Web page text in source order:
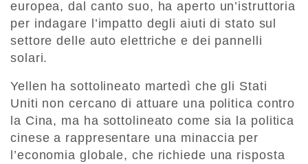
europea, dal canto suo, ha aperto un’istruttoria
per indagare l’impatto degli aiuti di stato sul
settore delle auto elettriche e dei pannelli
solari.
Yellen ha sottolineato martedì che gli Stati
Uniti non cercano di attuare una politica contro
la Cina, ma ha sottolineato come sia la politica
cinese a rappresentare una minaccia per
l’economia globale, che richiede una risposta